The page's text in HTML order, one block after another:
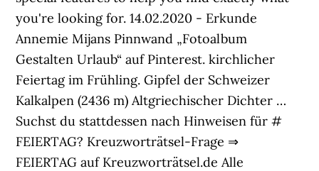
you're looking for. 14.02.2020 - Erkunde
Annemie Mijans Pinnwand „Fotoalbum
Gestalten Urlaub“ auf Pinterest. kirchlicher
Feiertag im Frühling. Gipfel der Schweizer
Kalkalpen (2436 m) Altgriechischer Dichter …
Suchst du stattdessen nach Hinweisen für #
FEIERTAG? Kreuzworträtsel-Frage ⇒
FEIERTAG auf Kreuzworträtsel.de Alle